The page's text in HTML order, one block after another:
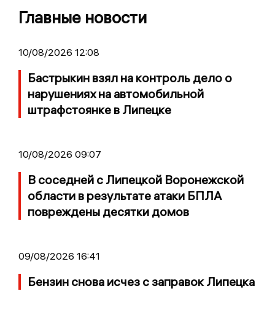
Главные новости
10/08/2026 12:08
Бастрыкин взял на контроль дело о
нарушениях на автомобильной
штрафстоянке в Липецке
10/08/2026 09:07
В соседней с Липецкой Воронежской
области в результате атаки БПЛА
повреждены десятки домов
09/08/2026 16:41
Бензин снова исчез с заправок Липецка